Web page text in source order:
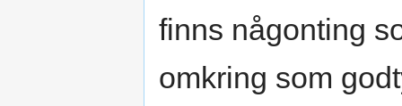
finns någonting
omkring som